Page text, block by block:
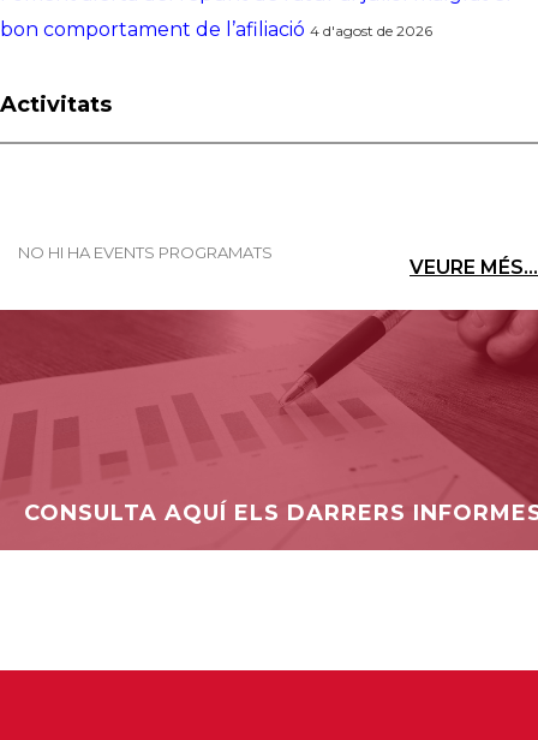
bon comportament de l’afiliació 4 d'agost de 2026
Activitats
NO HI HA EVENTS PROGRAMATS
VEURE MÉS...
CONSULTA AQUÍ ELS DARRERS